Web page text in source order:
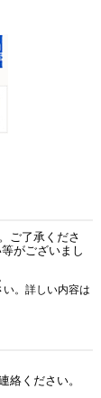
ご了承くださ
がございまし
。詳しい内容は
絡ください。